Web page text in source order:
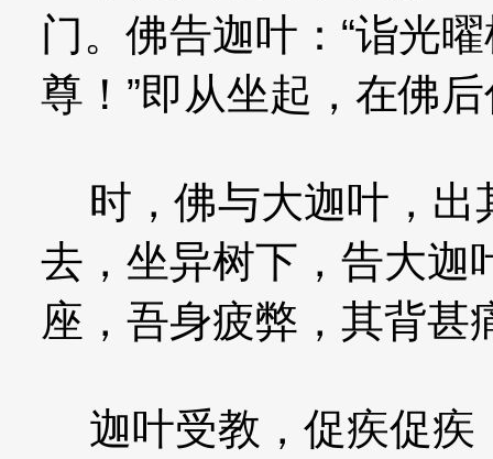
门。佛告迦叶：“诣光
尊！”即从坐起，在佛
时，佛与大迦叶，出
去，坐异树下，告大迦
座，吾身疲弊，其背甚
迦叶受教，促疾促疾